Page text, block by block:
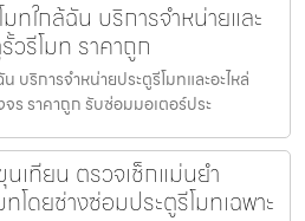
ทใกล้ฉัน บริการจำหน่ายและ
วรีโมท ราคาถูก
บริการจำหน่ายประตูรีโมทและอะไหล่
ราคาถูก รับซ่อมมอเตอร์ประ
เทียน ตรวจเช็กแม่นยำ
โดยช่างซ่อมประตูรีโมทเฉพาะ